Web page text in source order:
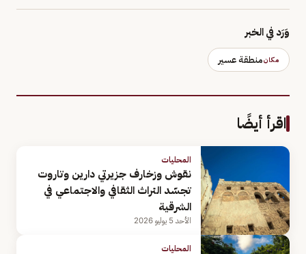
وَرَد في الخبر
مكانمنطقة عسير
اقرأ أيضًا
المحليات
نقوش وزخارف جزيرتي دارين وتاروت
تجسّد التراث الثقافي والاجتماعي في
الشرقية
الأحد 5 يوليو 2026
المحليات